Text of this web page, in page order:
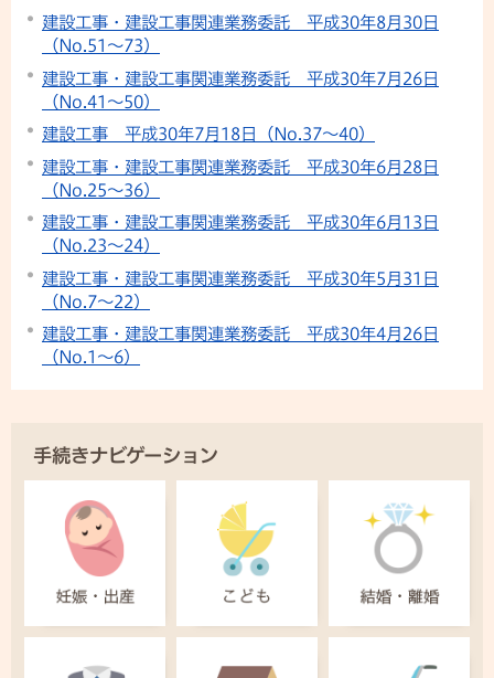
建設工事・建設工事関連業務委託 平成30年8月30日
（No.51～73）
建設工事・建設工事関連業務委託 平成30年7月26日
（No.41～50）
建設工事 平成30年7月18日（No.37～40）
建設工事・建設工事関連業務委託 平成30年6月28日
（No.25～36）
建設工事・建設工事関連業務委託 平成30年6月13日
（No.23～24）
建設工事・建設工事関連業務委託 平成30年5月31日
（No.7～22）
建設工事・建設工事関連業務委託 平成30年4月26日
（No.1～6）
手続きナビゲーション